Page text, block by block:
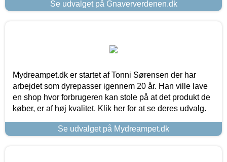
Se udvalget på Gnaververdenen.dk
Mydreampet.dk er startet af Tonni Sørensen der har
arbejdet som dyrepasser igennem 20 år. Han ville lave
en shop hvor forbrugeren kan stole på at det produkt de
køber, er af høj kvalitet. Klik her for at se deres udvalg.
Se udvalget på Mydreampet.dk